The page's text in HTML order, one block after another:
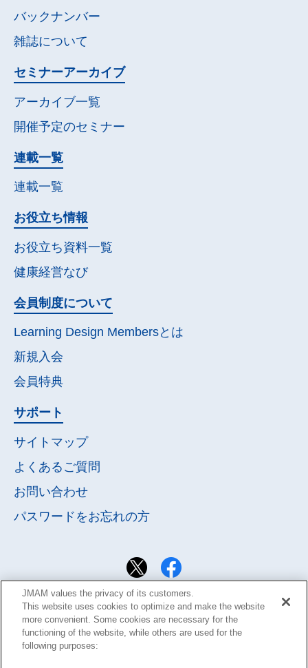
バックナンバー
雑誌について
セミナーアーカイブ
アーカイブ一覧
開催予定のセミナー
連載一覧
連載一覧
お役立ち情報
お役立ち資料一覧
健康経営なび
会員制度について
Learning Design Membersとは
新規入会
会員特典
サポート
サイトマップ
よくあるご質問
お問い合わせ
パスワードをお忘れの方
JMAM values the privacy of its customers.
This website uses cookies to optimize and make the website
more convenient. Some cookies are necessary for the
functioning of the website, while others are used for the
following purposes: